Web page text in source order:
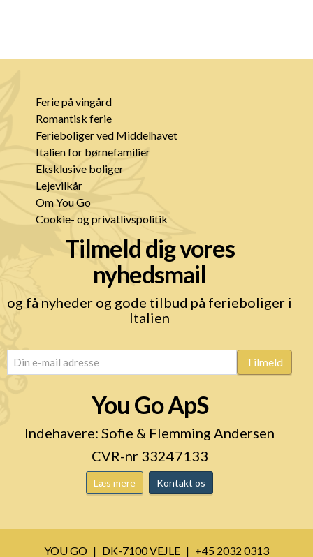
Ferie på vingård
Romantisk ferie
Ferieboliger ved Middelhavet
Italien for børnefamilier
Eksklusive boliger
Lejevilkår
Om You Go
Cookie- og privatlivspolitik
Tilmeld dig vores
nyhedsmail
og få nyheder og gode tilbud på ferieboliger i
Italien
email (Påkrævet) Tilmeld
You Go ApS
Indehavere: Sofie & Flemming Andersen
CVR-nr 33247133
Læs mere Kontakt os
YOU GO DK-7100 VEJLE +45 2032 0313